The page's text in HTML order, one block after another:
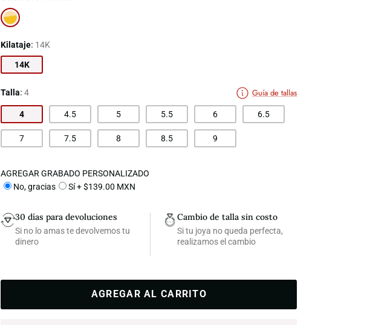
Oro
Amarillo
Kilataje 14K
14K
Talla 4 Guía de tallas
4 4.5 5 5.5 6 6.5
7 7.5 8 8.5 9
AGREGAR GRABADO PERSONALIZADO
No, gracias
Sí + $139.00 MXN
30 días para devoluciones
Si no lo amas te devolvemos tu
dinero
Cambio de talla sin costo
Si tu joya no queda perfecta,
realizamos el cambio
AGREGAR AL CARRITO